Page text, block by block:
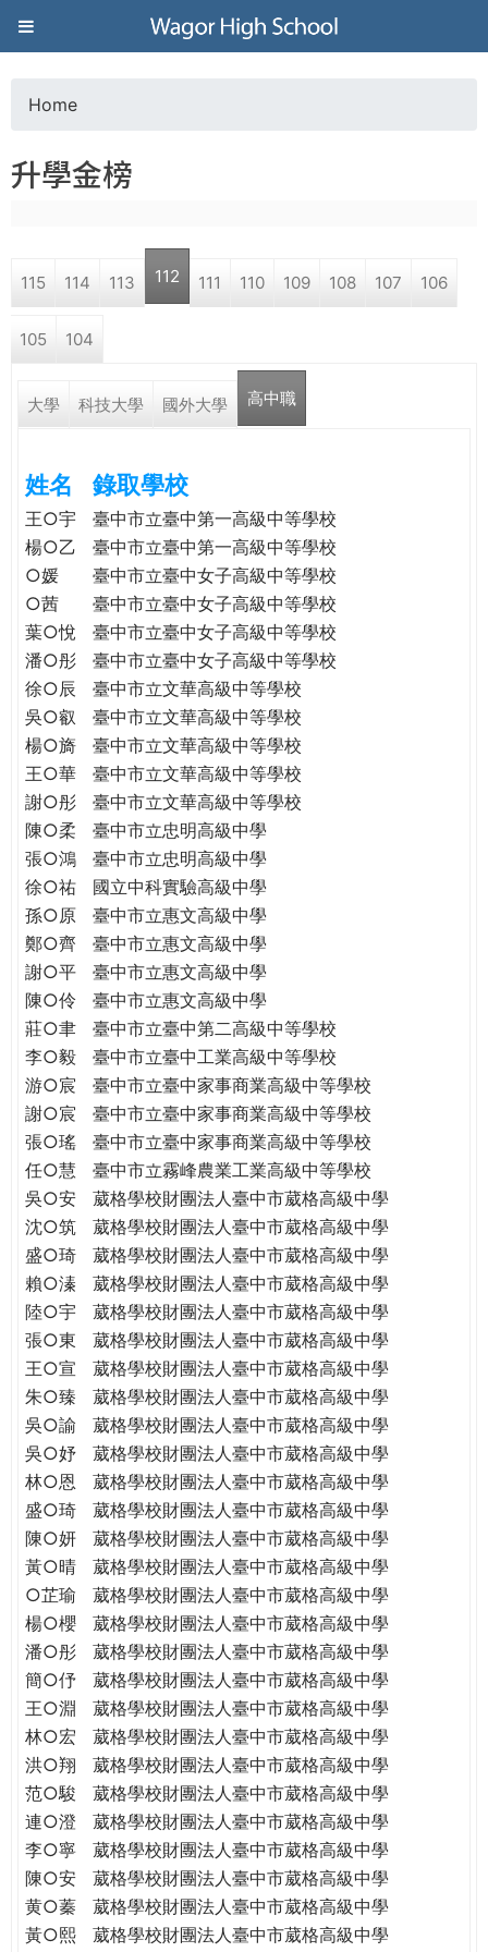
Jump to navigation
葳
格
高
學
格。
民。
WAGOR
TODAY
THE
WORLD
TOMORROW
PUTTING
YOU
ON
THE
PATH
GLOBAL
CITIZENSHIP
o
a
r
e
e
r
e
Home
升學金榜
115 114 113 112 111 110 109 108 107 106
105 104
大學 科技大學 國外大學 高中職
姓名 錄取學校
王○宇
臺中市立臺中第一高級中等學校
楊○乙
臺中市立臺中第一高級中等學校
○媛
臺中市立臺中女子高級中等學校
○茜
臺中市立臺中女子高級中等學校
葉○悅
臺中市立臺中女子高級中等學校
潘○彤
臺中市立臺中女子高級中等學校
徐○辰
臺中市立文華高級中等學校
吳○叡
臺中市立文華高級中等學校
楊○旖
臺中市立文華高級中等學校
王○華
臺中市立文華高級中等學校
謝○彤
臺中市立文華高級中等學校
陳○柔
臺中市立忠明高級中學
張○鴻
臺中市立忠明高級中學
徐○祐
國立中科實驗高級中學
孫○原
臺中市立惠文高級中學
鄭○齊
臺中市立惠文高級中學
謝○平
臺中市立惠文高級中學
陳○伶
臺中市立惠文高級中學
莊○聿
臺中市立臺中第二高級中等學校
李○毅
臺中市立臺中工業高級中等學校
游○宸
臺中市立臺中家事商業高級中等學校
謝○宸
臺中市立臺中家事商業高級中等學校
張○瑤
臺中市立臺中家事商業高級中等學校
任○慧
臺中市立霧峰農業工業高級中等學校
吳○安
葳格學校財團法人臺中市葳格高級中學
沈○筑
葳格學校財團法人臺中市葳格高級中學
盛○琦
葳格學校財團法人臺中市葳格高級中學
賴○溱
葳格學校財團法人臺中市葳格高級中學
陸○宇
葳格學校財團法人臺中市葳格高級中學
張○東
葳格學校財團法人臺中市葳格高級中學
王○宣
葳格學校財團法人臺中市葳格高級中學
朱○臻
葳格學校財團法人臺中市葳格高級中學
吳○諭
葳格學校財團法人臺中市葳格高級中學
吳○妤
葳格學校財團法人臺中市葳格高級中學
林○恩
葳格學校財團法人臺中市葳格高級中學
盛○琦
葳格學校財團法人臺中市葳格高級中學
陳○妍
葳格學校財團法人臺中市葳格高級中學
黃○晴
葳格學校財團法人臺中市葳格高級中學
○芷瑜
葳格學校財團法人臺中市葳格高級中學
楊○櫻
葳格學校財團法人臺中市葳格高級中學
潘○彤
葳格學校財團法人臺中市葳格高級中學
簡○伃
葳格學校財團法人臺中市葳格高級中學
王○淵
葳格學校財團法人臺中市葳格高級中學
林○宏
葳格學校財團法人臺中市葳格高級中學
洪○翔
葳格學校財團法人臺中市葳格高級中學
范○駿
葳格學校財團法人臺中市葳格高級中學
連○澄
葳格學校財團法人臺中市葳格高級中學
李○寧
葳格學校財團法人臺中市葳格高級中學
陳○安
葳格學校財團法人臺中市葳格高級中學
黄○蓁
葳格學校財團法人臺中市葳格高級中學
黃○熙
葳格學校財團法人臺中市葳格高級中學